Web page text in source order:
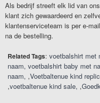
Als bedrijf streeft elk lid van
klant zich gewaardeerd en
klantenserviceteam is per e-
na de bestelling.
Related Tags: voetbalshirt met
naam voetbalshirt baby met
naam ,Voetbaltenue kind
,voetbaltenue kind sale ,